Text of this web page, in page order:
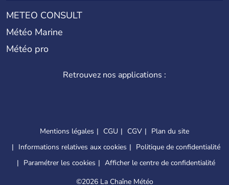
METEO CONSULT
Météo Marine
Météo pro
Retrouvez nos applications :
Mentions légales CGU CGV
Plan du site
Informations relatives aux cookies
Politique de confidentialité
Paramétrer les cookies
Afficher le centre de confidentialité
©2026 La Chaîne Météo